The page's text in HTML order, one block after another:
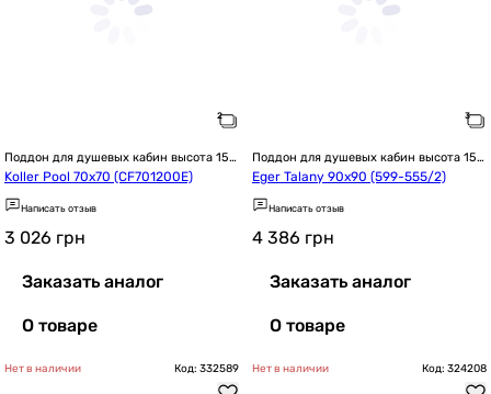
Поддон для душевых кабин высота 15
см / 150 мм
Koller Pool 70х70 (CF701200E)
Написать отзыв
3 026 грн
Заказать аналог
О товаре
Поддон для душевых кабин высота 15
см / 150 мм
Eger Talany 90x90 (599-555/2)
Написать отзыв
4 386 грн
Заказать аналог
О товаре
Нет в наличии Код: 332589 Нет в наличии Код: 324208